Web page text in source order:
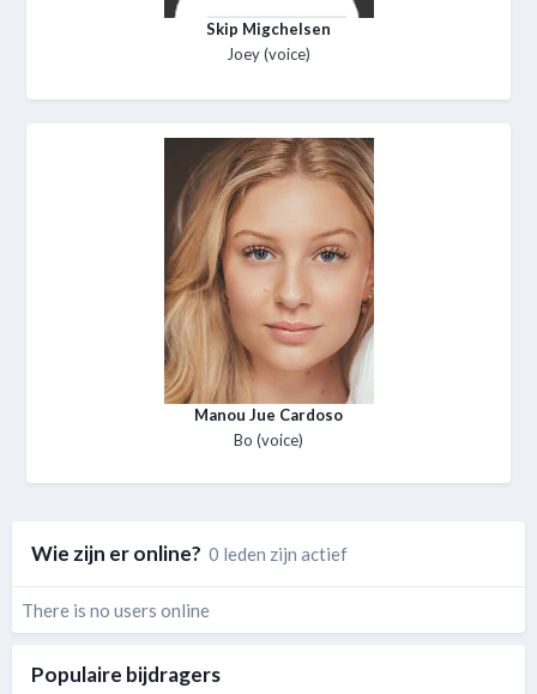
Skip Migchelsen
Joey (voice)
Manou Jue Cardoso
Bo (voice)
Wie zijn er online? 0 leden zijn actief
There is no users online
Populaire bijdragers